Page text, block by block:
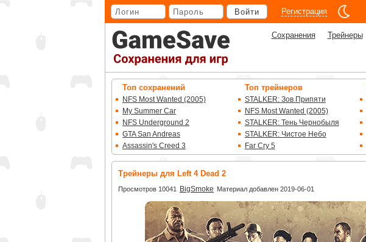
Войти Регистрация
Сохранения Трейнеры
Топ сохранений
NFS Most Wanted (2005)
My Summer Car
NFS Underground 2
GTA San Andreas
Assassin's Creed 3
Топ трейнеров
STALKER: Зов Припяти
NFS Most Wanted (2005)
STALKER: Тень Чернобыля
STALKER: Чистое Небо
Far Cry 5
Трейнеры для Left 4 Dead 2
Просмотров 10041 BigSmoke Материал добавлен 2019-06-01